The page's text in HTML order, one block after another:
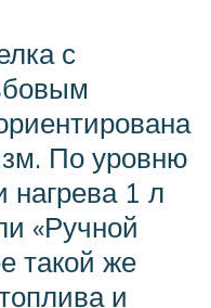
с
По уровню
1 л
«Ручной
такой же
и